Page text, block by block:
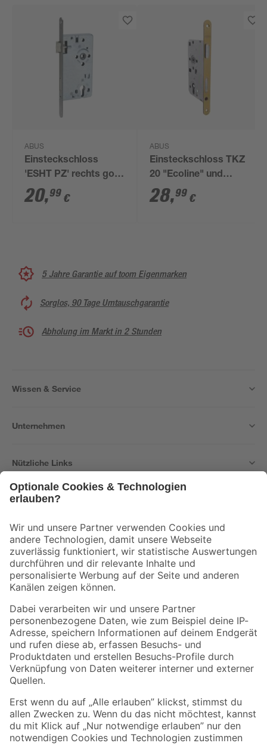
ABUS
Einsteckschloss
'ESHT PZ' rechts gold
65/92 mm
20,99 €
ABUS
Einsteckschloss TKZ
20 "Ecoline" und
Türzylinder 30/30 mm
links
28,99 €
5 Jahre Garantie auf toom Eigenmarken
Sorglos, 90 Tage Umtauschgarantie
Abholung im Markt in 2 Stunden
Wissen & Service
Unternehmen
Nützliche Links
Der toom Newsletter: Keine Angebote und Aktionen mehr verpassen!
Zur Newsletter Anmeldung
Folge uns
Zahlungsarten Versandarten
Sicher einkaufen
Jetzt die toom-App herunterladen